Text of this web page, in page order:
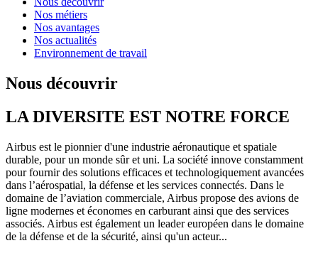
Nos métiers
Nos avantages
Nos actualités
Environnement de travail
Nous découvrir
LA DIVERSITE EST NOTRE FORCE
Airbus est le pionnier d'une industrie aéronautique et spatiale
durable, pour un monde sûr et uni. La société innove constamment
pour fournir des solutions efficaces et technologiquement avancées
dans l’aérospatial, la défense et les services connectés. Dans le
domaine de l’aviation commerciale, Airbus propose des avions de
ligne modernes et économes en carburant ainsi que des services
associés. Airbus est également un leader européen dans le domaine
de la défense et de la sécurité, ainsi qu'un acteur...